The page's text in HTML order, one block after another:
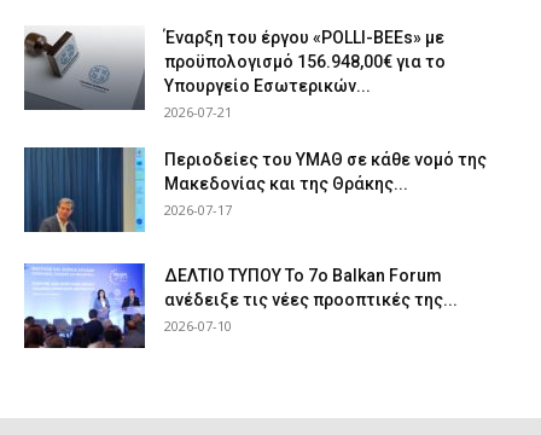
Έναρξη του έργου «POLLI-BEEs» με
προϋπολογισμό 156.948,00€ για το
Υπουργείο Εσωτερικών...
2026-07-21
Περιοδείες του ΥΜΑΘ σε κάθε νομό της
Μακεδονίας και της Θράκης...
2026-07-17
ΔΕΛΤΙΟ ΤΥΠΟΥ Το 7ο Balkan Forum
ανέδειξε τις νέες προοπτικές της...
2026-07-10